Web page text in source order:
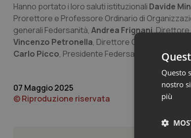
Hanno portato i loro saluti istituzionali Davide
Prorettore e Professore Ordinario di
generali Federsanità, Andrea Frignani, Direttore
Vincenzo Petronella, Direttore Generale
Carlo Picco, Presidente Federsanità Anci
07 Maggio 2025
© Riproduzione riservata
Questo
nostro
più